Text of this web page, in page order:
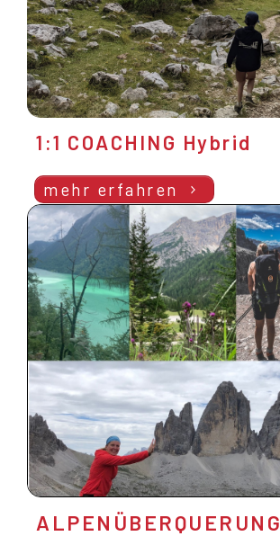
1:1 COACHING Hybrid
mehr erfahren
ALPENÜBERQUERUNG